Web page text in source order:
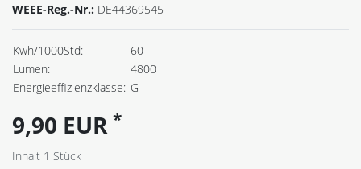
WEEE-Reg.-Nr.: DE44369545
Kwh/1000Std:
60
Lumen:
4800
Energieeffizienzklasse: G
9,90 EUR *
Inhalt 1 Stück